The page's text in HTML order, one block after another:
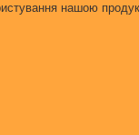
нашою